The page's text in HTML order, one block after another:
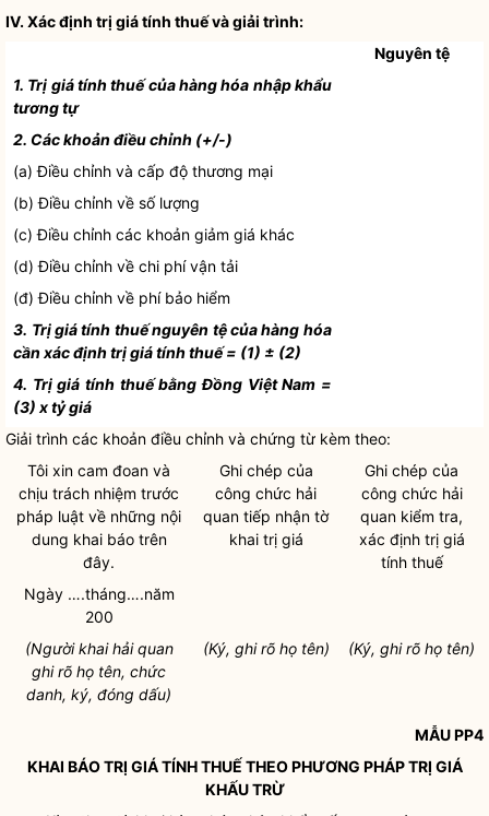
IV. Xác định trị giá tính thuế và giải trình:
Nguyên tệ
1. Trị giá tính thuế củahàng hóa nhập khẩu
tương tự
2. Các khoản điều chỉnh (+/-)
(a) Điều chỉnh và cấp độ thương mại
(b) Điều chỉnh về số lượng
(c) Điều chỉnh các khoản giảm giá khác
(d) Điều chỉnh vềchi phívận tải
(đ) Điều chỉnh về phí bảo hiểm
3. Trị giá tính thuế nguyên tệ của hàng hóa
cần xác định trị giá tính thuế = (1) ± (2)
4. Trị giá tính thuế bằng Đồng Việt Nam =
(3) x tỷ giá
Giải trình các khoản điều chỉnh và chứng từ kèm theo:
Tôi xin cam đoan và
chịu trách nhiệm trước
pháp luật về những nội
dung khai báo trên
đây.
Ngày ….tháng….năm
200
Ghi chép của
công chức hải
quan tiếp nhận tờ
khai trị giá
Ghi chép của
công chức hải
quan kiểm tra,
xác định trị giá
tính thuế
(Người khai hải quan
ghi rõ họ tên, chức
danh, ký, đóng dấu)
(Ký, ghi rõ họ tên) (Ký, ghi rõ họ tên)
MẪU PP4
KHAI BÁO TRỊ GIÁ TÍNH THUẾ THEO PHƯƠNG PHÁP TRỊ GIÁ
KHẤU TRỪ